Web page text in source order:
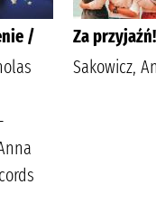
/
Za
Sakowicz,